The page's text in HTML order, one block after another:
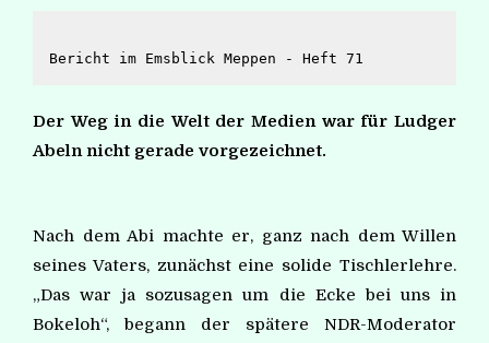
Bericht im Emsblick Meppen - Heft 71
Der Weg in die Welt der Medien war für Ludger
Abeln nicht gerade vorgezeichnet.
Nach dem Abi machte er, ganz nach dem Willen
seines Vaters, zunächst eine solide Tischlerlehre.
„Das war ja sozusagen um die Ecke bei uns in
Bokeloh“, begann der spätere NDR-Moderator